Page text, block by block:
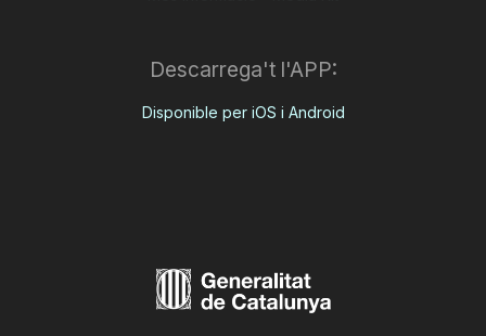
Descarrega't l'APP:
Disponible per iOS i Android